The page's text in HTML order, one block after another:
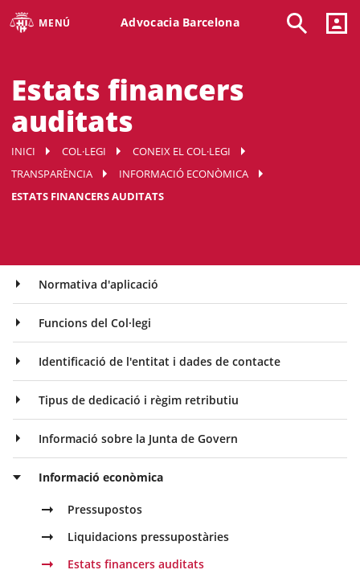
MENÚ Advocacia Barcelona
Estats financers
auditats
INICI COL·LEGI
CONEIX EL COL·LEGI
TRANSPARÈNCIA
INFORMACIÓ ECONÒMICA
ESTATS FINANCERS AUDITATS
Normativa d'aplicació
Funcions del Col·legi
Identificació de l'entitat i dades de contacte
Tipus de dedicació i règim retributiu
Informació sobre la Junta de Govern
Informació econòmica
Pressupostos
Liquidacions pressupostàries
Estats financers auditats